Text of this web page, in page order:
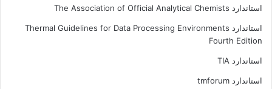
استاندارد The Association of Official Analytical Chemists
استاندارد Thermal Guidelines for Data Processing Environments
Fourth Edition
استاندارد TIA
استاندارد tmforum